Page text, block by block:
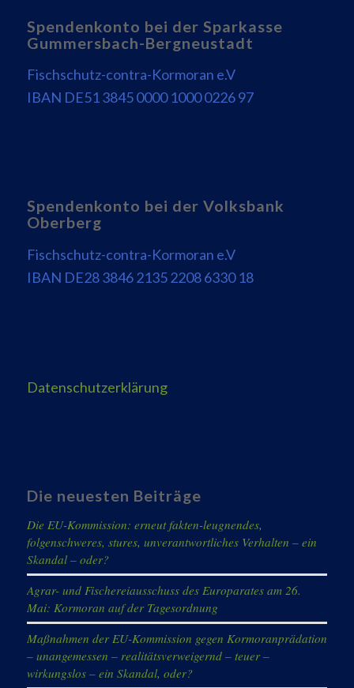
Spendenkonto bei der Sparkasse
Gummersbach-Bergneustadt
Fischschutz-contra-Kormoran e.V
IBAN DE51 3845 0000 1000 0226 97
Spendenkonto bei der Volksbank
Oberberg
Fischschutz-contra-Kormoran e.V
IBAN DE28 3846 2135 2208 6330 18
Datenschutzerklärung
Die neuesten Beiträge
Die EU-Kommission: erneut fakten-leugnendes,
folgenschweres, stures, unverantwortliches Verhalten – ein
Skandal – oder?
Agrar- und Fischereiausschuss des Europarates am 26.
Mai: Kormoran auf der Tagesordnung
Maßnahmen der EU-Kommission gegen Kormoranprädation
– unangemessen – realitätsverweigernd – teuer –
wirkungslos – ein Skandal, oder?